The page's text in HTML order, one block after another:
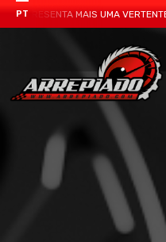
PT MAIS UMA VERTENTE -